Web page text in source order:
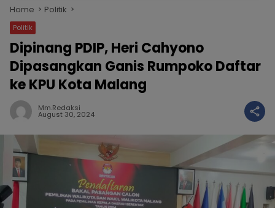
Home Politik
Politik
Dipinang PDIP, Heri Cahyono
Dipasangkan Ganis Rumpoko Daftar
ke KPU Kota Malang
Mm.redaksi
August 30, 2024